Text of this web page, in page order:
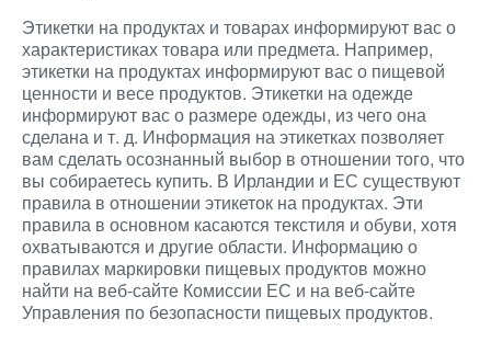
Этикетки на продуктах и ​​товарах информируют вас о
характеристиках товара или предмета. Например,
этикетки на продуктах информируют вас о пищевой
ценности и весе продуктов. Этикетки на одежде
информируют вас о размере одежды, из чего она
сделана и т. д. Информация на этикетках позволяет
вам сделать осознанный выбор в отношении того, что
вы собираетесь купить. В Ирландии и ЕС существуют
правила в отношении этикеток на продуктах. Эти
правила в основном касаются текстиля и обуви, хотя
охватываются и другие области. Информацию о
правилах маркировки пищевых продуктов можно
найти на веб-сайте Комиссии ЕС и на веб-сайте
Управления по безопасности пищевых продуктов.